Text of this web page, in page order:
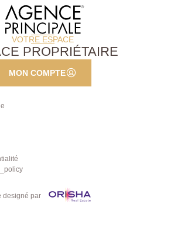
VOTRE ESPACE
PROPRIÉTAIRE
MON COMPTE
designé par